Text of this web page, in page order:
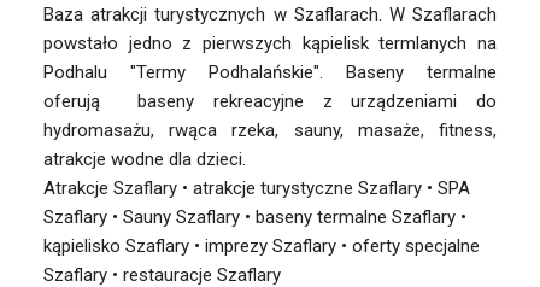
Baza atrakcji turystycznych w Szaflarach. W Szaflarach
powstało jedno z pierwszych kąpielisk termlanych na
Podhalu "Termy Podhalańskie". Baseny termalne
oferują baseny rekreacyjne z urządzeniami do
hydromasażu, rwąca rzeka, sauny, masaże, fitness,
atrakcje wodne dla dzieci.
Atrakcje Szaflary • atrakcje turystyczne Szaflary • SPA
Szaflary • Sauny Szaflary • baseny termalne Szaflary •
kąpielisko Szaflary • imprezy Szaflary • oferty specjalne
Szaflary • restauracje Szaflary